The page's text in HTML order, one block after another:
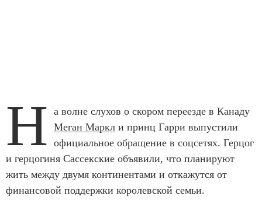
Н а волне слухов о скором переезде в Канаду
Меган Маркл и принц Гарри выпустили
официальное обращение в соцсетях. Герцог
и герцогиня Сассекские объявили, что планируют
жить между двумя континентами и откажутся от
финансовой поддержки королевской семьи.